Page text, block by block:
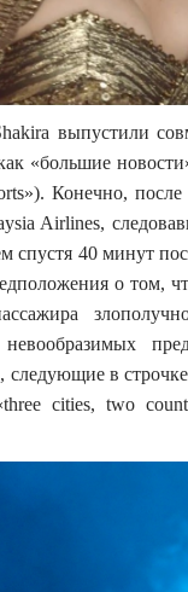
выпустили
«большие
Конечно,
Airlines,
40 минут
о том,
невообразимых
следующие в
cities, two